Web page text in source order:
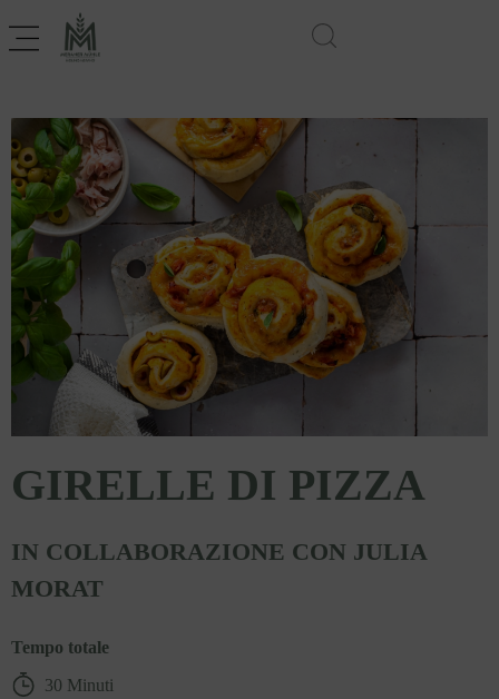
GIRELLE DI PIZZA
IN COLLABORAZIONE CON JULIA
MORAT
Tempo totale
30 Minuti